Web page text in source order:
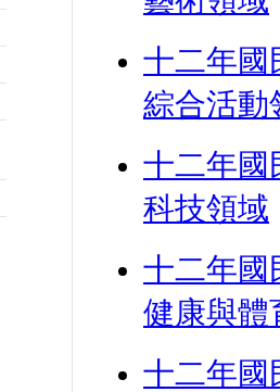
十二年國
綜合活動
十二年國
科技領域
十二年國
健康與體
十二年國